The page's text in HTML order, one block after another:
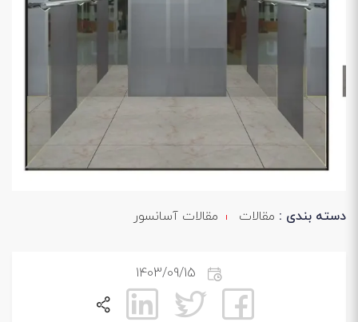
دسته بندی : مقالات مقالات آسانسور
1403/09/15